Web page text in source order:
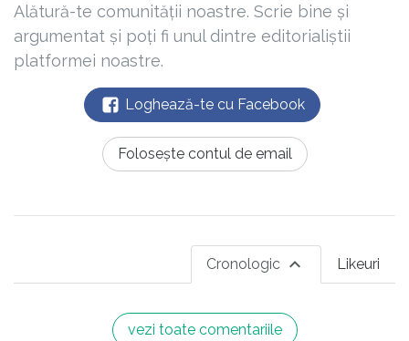
Alătură-te comunității noastre. Scrie bine și
argumentat și poți fi unul dintre editorialiștii
platformei noastre.
Loghează-te cu Facebook
Folosește contul de email
Likeuri
Cronologic
vezi toate comentariile